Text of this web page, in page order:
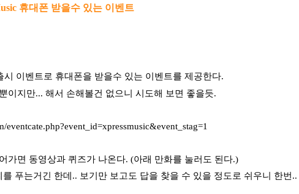
휴대폰 받을수 있는 이벤트
시 이벤트로 휴대폰을 받을수 있는 이벤트를 제공한다.
이지만... 해서 손해볼건 없으니 시도해 보면 좋을듯.
eventcate.php?event_id=xpressmusic&event_stag=1
가면 동영상과 퀴즈가 나온다. (아래 만화를 눌러도 된다.)
푸는거긴 한데.. 보기만 보고도 답을 찾을 수 있을 정도로 쉬우니 한번..